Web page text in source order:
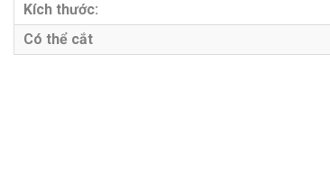
Kích thước:
Có thể cắt